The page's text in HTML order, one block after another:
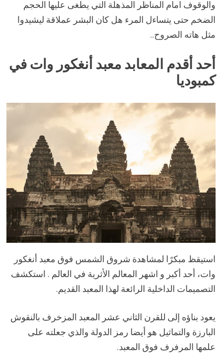
والوقوف امام المناظر المذهلة التي يطغى عليها الحجم
الضخم حتى يتساءل المرء هل كان البشر عملاقة ليشيدوا
مثل هاته الصروح..
أحد أقدم المعابد معبد أنغكور وات في
كمبوديا
استيقظ مبكرًا لمشاهدة شروق الشمس فوق معبد أنغكور
وات، أحد أكبر و اشهر المعالم الأثرية في العالم . استكشف
التصميمات الداخلية الرائعة لهذا المعبد القديم.
يعود بناؤه إلى للقرن الثاني عشر المعبد المزخرف بالنقوش
البارزة والتماثيل هو أيضا رمز الدولة والذي جعلته على
علمها المرفرف فوق المعبد.